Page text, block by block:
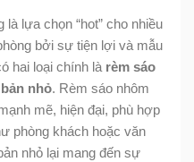
là lựa chọn “hot” cho nhiều
bởi sự tiện lợi và mẫu
hai loại chính là rèm sáo
nhỏ. Rèm sáo nhôm
mẽ, hiện đại, phù hợp
phòng khách hoặc văn
nhỏ lại mang đến sự